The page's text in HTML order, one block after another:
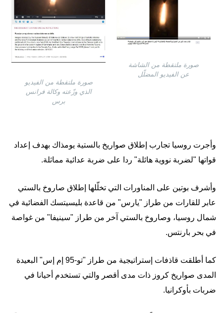
صورة ملتقطة من الشاشة
عن الفيديو المضلّل
صورة ملتقطة من الفيديو
الذي وزّعته وكالة فرانس
برس
وأجرت روسيا تجارب إطلاق صواريخ بالستية يومذاك بهدف إعداد
قواتها "لضربة نووية هائلة" ردا على ضربة عدائية مماثلة.
وأشرف بوتين على المناورات التي تخلّلها إطلاق صاروخ بالستي
عابر للقارات من طراز "يارس" من قاعدة بليسيتسك الفضائية في
شمال روسيا، وصاروخ بالستي آخر من طراز "سينيفا" من غواصة
في بحر بارنتس.
كما أطلقت قاذفات إستراتيجية من طراز "تو-95 إم إس" البعيدة
المدى صواريخ كروز ذات مدى أقصر والتي تستخدم أحيانا في
ضربات بأوكرانيا.